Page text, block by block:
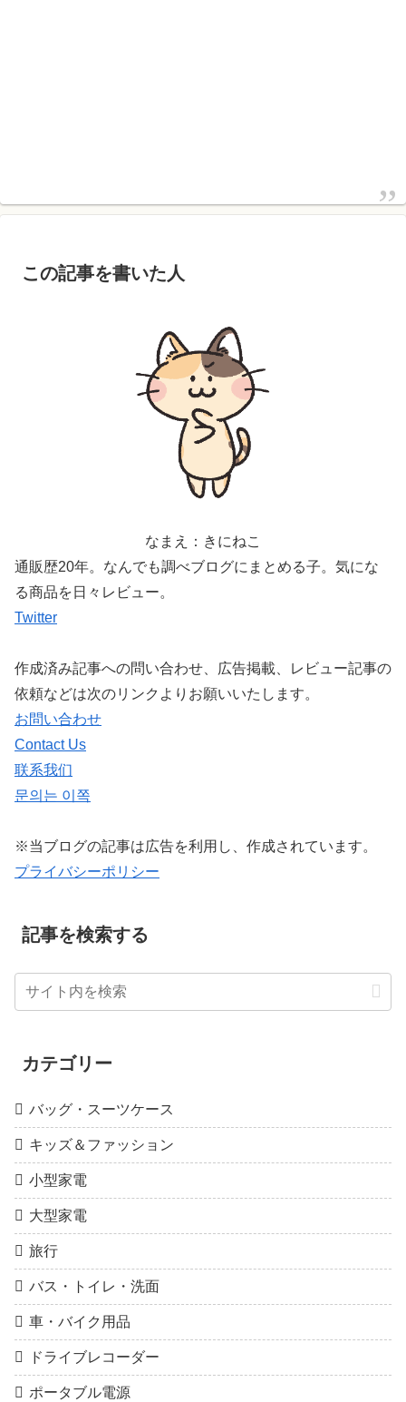
この記事を書いた人
なまえ：きにねこ
通販歴20年。なんでも調べブログにまとめる子。気にな
る商品を日々レビュー。
Twitter
作成済み記事への問い合わせ、広告掲載、レビュー記事の
依頼などは次のリンクよりお願いいたします。
お問い合わせ
Contact Us
联系我们
문의는 이쪽
※当ブログの記事は広告を利用し、作成されています。
プライバシーポリシー
記事を検索する
カテゴリー
バッグ・スーツケース
キッズ＆ファッション
小型家電
大型家電
旅行
バス・トイレ・洗面
車・バイク用品
ドライブレコーダー
ポータブル電源